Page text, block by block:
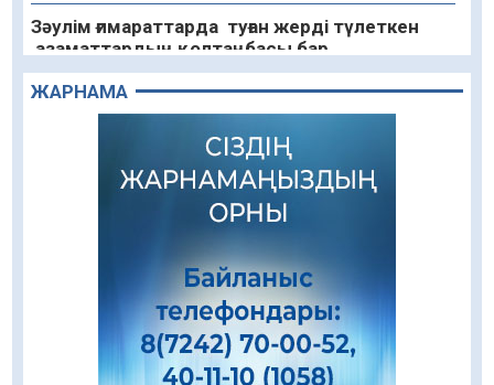
Зәулім ғимараттарда туған жерді түлеткен
азаматтардың қолтаңбасы бар
08.08.2026
Даналықтың шырағданы, ой-сананың
Кенеге қарсы залалсыздандыру жұмыстары
жүргізілуде
07.08.2026
ЖАРНАМА